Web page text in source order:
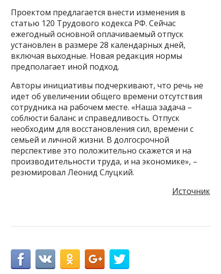
Проектом предлагается внести изменения в
статью 120 Трудового кодекса РФ. Сейчас
ежегодный основной оплачиваемый отпуск
установлен в размере 28 календарных дней,
включая выходные. Новая редакция нормы
предполагает иной подход.
Авторы инициативы подчеркивают, что речь не
идет об увеличении общего времени отсутствия
сотрудника на рабочем месте. «Наша задача –
соблюсти баланс и справедливость. Отпуск
необходим для восстановления сил, времени с
семьей и личной жизни. В долгосрочной
перспективе это положительно скажется и на
производительности труда, и на экономике», –
резюмировал Леонид Слуцкий.
Источник